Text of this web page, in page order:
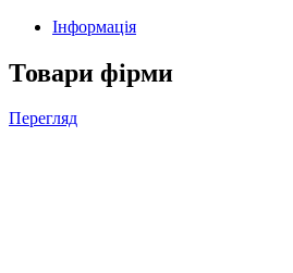
Інформація
Товари фірми
Перегляд